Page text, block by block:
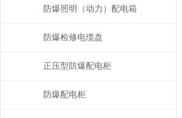
防爆照明（动力）配电箱
防爆检修电缆盘
正压型防爆配电柜
防爆配电柜